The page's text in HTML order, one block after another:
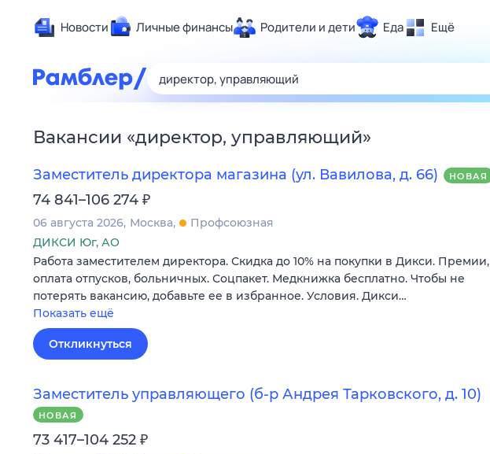
Новости Личные финансы Родители и дети Еда Ещё
Здоровье
Развлечения и отдых
Спорт
Карьера
Сберегаем вместе
Гороскопы
Вакансии «директор, управляющий»
Заместитель директора магазина (ул. Вавилова, д. 66) НОВАЯ
74 841–106 274 ₽
06 августа 2026 Москва
Профсоюзная
ДИКСИ Юг, АО
Работа заместителем директора. Скидка до 10% на покупки в Дикси. Премии,
оплата отпусков, больничных. Соцпакет. Медкнижка бесплатно. Чтобы не
потерять вакансию, добавьте ее в избранное. Условия. Дикси…
Показать ещё
Откликнуться
Заместитель управляющего (б-р Андрея Тарковского, д. 10)
НОВАЯ
73 417–104 252 ₽